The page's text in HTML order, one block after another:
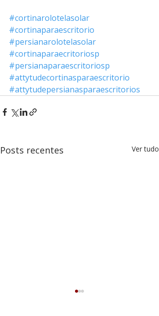
#cortinarolotelasolar
#cortinaparaescritorio
#persianarolotelasolar
#cortinaparaecritoriosp
#persianaparaescritoriosp
#attytudecortinasparaescritorio
#attytudepersianasparaescritorios
Posts recentes Ver tudo